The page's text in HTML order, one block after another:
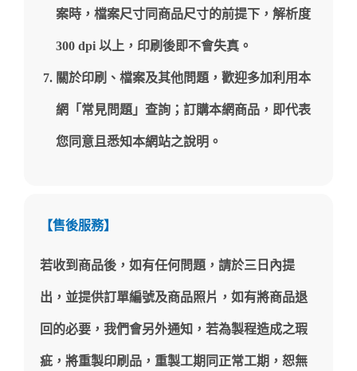
案時，檔案尺寸同商品尺寸的前提下，解析度
300 dpi 以上，印刷後即不會失真。
關於印刷、檔案及其他問題，歡迎多加利用本
網「常見問題」查詢；訂購本網商品，即代表
您同意且悉知本網站之說明。
【售後服務】
若收到商品後，如有任何問題，請於三日內提
出，並提供訂單編號及商品照片，如有將商品退
回的必要，我們會另外通知，若為製程造成之瑕
疵，將重製印刷品，重製工期同正常工期，恕無